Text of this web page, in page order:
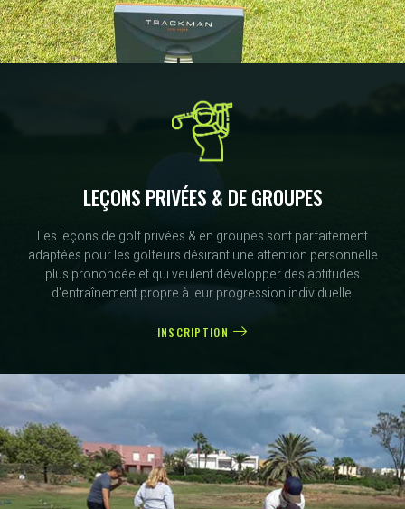
LEÇONS PRIVÉES & DE GROUPES
Les leçons de golf privées & en groupes sont parfaitement
adaptées pour les golfeurs désirant une attention personnelle
plus prononcée et qui veulent développer des aptitudes
d'entraînement propre à leur progression individuelle.
INSCRIPTION